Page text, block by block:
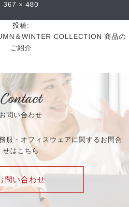
367 × 480
投稿:
＆WINTER COLLECTION 商品の
ご紹介
Contact
お問い合わせ
服・オフィスウェアに関するお問合
せはこちら
問い合わせ